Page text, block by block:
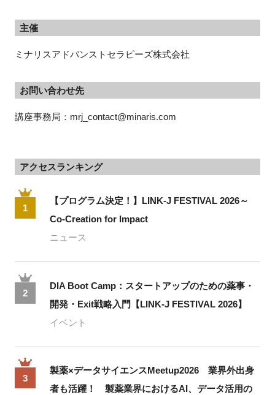
主催
ミナリスアドバンストセラピーズ株式会社
お問い合わせ先
講座事務局：mrj_contact@minaris.com
アクセスランキング
1
【プログラム決定！】LINK-J FESTIVAL 2026～
Co-Creation for Impact
ニュース
2
DIA Boot Camp：スタートアップのための薬事・
開発・Exit戦略入門【LINK-J FESTIVAL 2026】
イベント
3
製薬×データサイエンスMeetup2026 業界外出身
者も活躍！ 製薬業界におけるAI、データ活用の